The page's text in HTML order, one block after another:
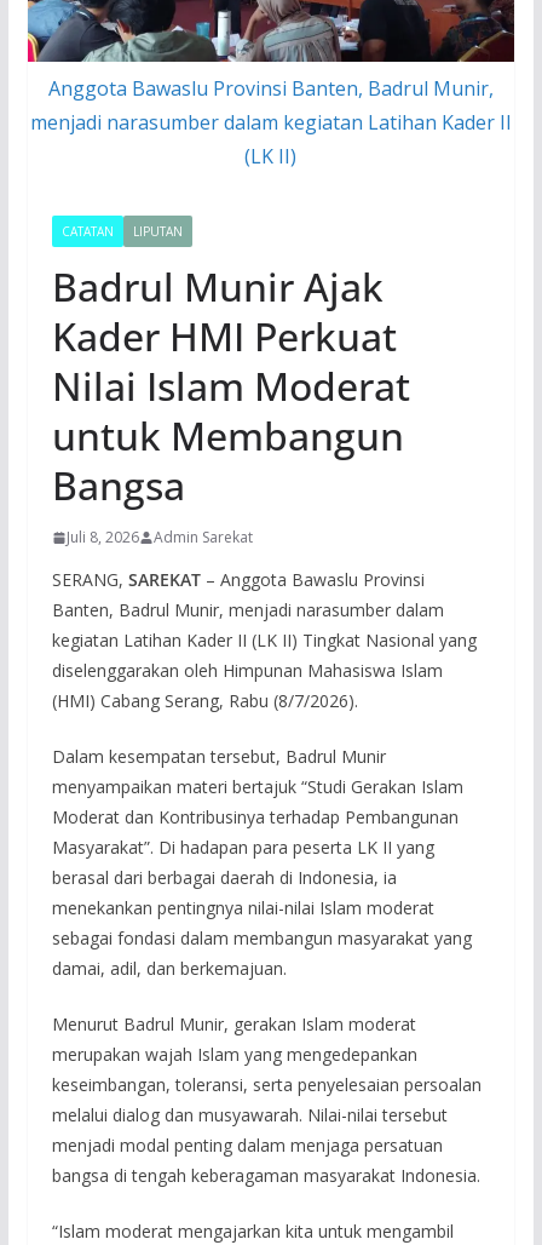
Anggota Bawaslu Provinsi Banten, Badrul Munir,
menjadi narasumber dalam kegiatan Latihan Kader II
(LK II)
CATATAN LIPUTAN
Badrul Munir Ajak
Kader HMI Perkuat
Nilai Islam Moderat
untuk Membangun
Bangsa
Juli 8, 2026 Admin Sarekat
SERANG, SAREKAT– Anggota Bawaslu Provinsi
Banten, Badrul Munir, menjadi narasumber dalam
kegiatan Latihan Kader II (LK II) Tingkat Nasional yang
diselenggarakan oleh Himpunan Mahasiswa Islam
(HMI) Cabang Serang, Rabu (8/7/2026).
Dalam kesempatan tersebut, Badrul Munir
menyampaikan materi bertajuk “Studi Gerakan Islam
Moderat dan Kontribusinya terhadap Pembangunan
Masyarakat”. Di hadapan para peserta LK II yang
berasal dari berbagai daerah di Indonesia, ia
menekankan pentingnya nilai-nilai Islam moderat
sebagai fondasi dalam membangun masyarakat yang
damai, adil, dan berkemajuan.
Menurut Badrul Munir, gerakan Islam moderat
merupakan wajah Islam yang mengedepankan
keseimbangan, toleransi, serta penyelesaian persoalan
melalui dialog dan musyawarah. Nilai-nilai tersebut
menjadi modal penting dalam menjaga persatuan
bangsa di tengah keberagaman masyarakat Indonesia.
“Islam moderat mengajarkan kita untuk mengambil